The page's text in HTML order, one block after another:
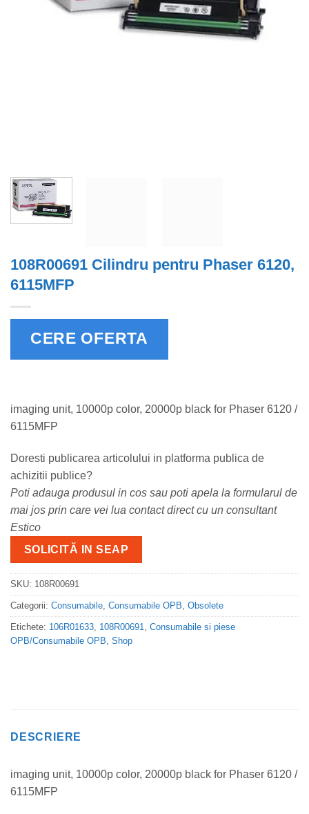
108R00691 Cilindru pentru Phaser 6120,
6115MFP
CERE OFERTA
imaging unit, 10000p color, 20000p black for Phaser 6120 /
6115MFP
Doresti publicarea articolului in platforma publica de
achizitii publice?
Poti adauga produsul in cos sau poti apela la formularul de
mai jos prin care vei lua contact direct cu un consultant
Estico
SOLICITĂ IN SEAP
SKU: 108R00691
Categorii: Consumabile, Consumabile OPB, Obsolete
Etichete: 106R01633, 108R00691, Consumabile si piese
OPB/Consumabile OPB, Shop
DESCRIERE
imaging unit, 10000p color, 20000p black for Phaser 6120 /
6115MFP